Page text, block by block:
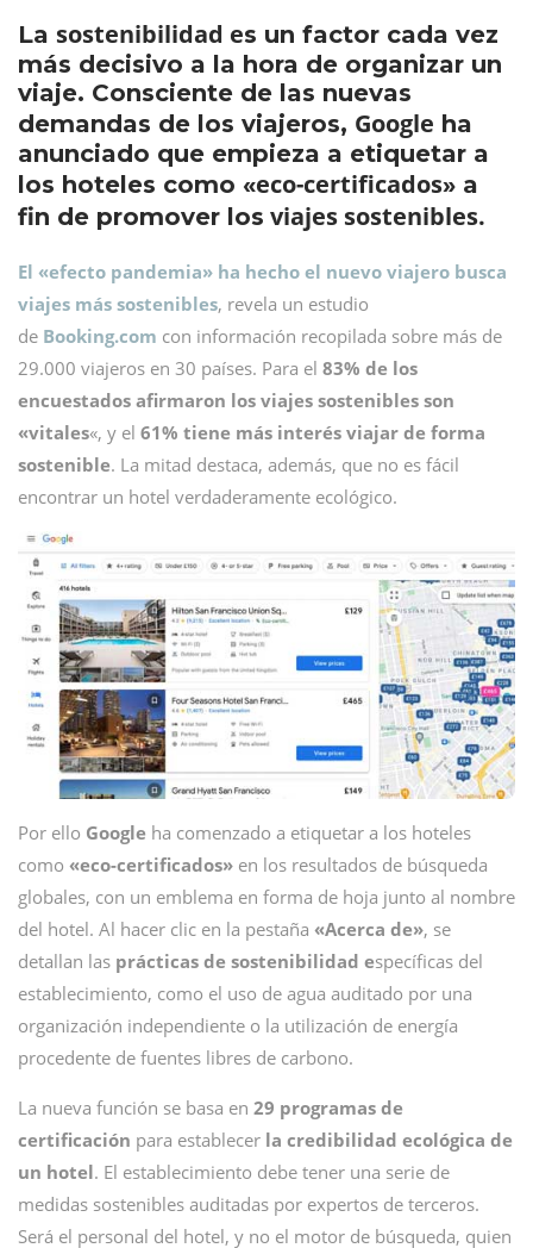
La sostenibilidad es un factor cada vez
más decisivo a la hora de organizar un
viaje. Consciente de las nuevas
demandas de los viajeros, Google ha
anunciado que empieza a etiquetar a
los hoteles como «eco-certificados» a
fin de promover los viajes sostenibles.
El «efecto pandemia» ha hecho el nuevo viajero busca
viajes más sostenibles, revela un estudio
de Booking.com con información recopilada sobre más de
29.000 viajeros en 30 países. Para el 83% de los
encuestados afirmaron los viajes sostenibles son
«vitales«, y el 61% tiene más interés viajar de forma
sostenible. La mitad destaca, además, que no es fácil
encontrar un hotel verdaderamente ecológico.
Por ello Google ha comenzado a etiquetar a los hoteles
como «eco-certificados» en los resultados de búsqueda
globales, con un emblema en forma de hoja junto al nombre
del hotel. Al hacer clic en la pestaña «Acerca de», se
detallan las prácticas de sostenibilidad específicas del
establecimiento, como el uso de agua auditado por una
organización independiente o la utilización de energía
procedente de fuentes libres de carbono.
La nueva función se basa en 29 programas de
certificación para establecer la credibilidad ecológica de
un hotel. El establecimiento debe tener una serie de
medidas sostenibles auditadas por expertos de terceros.
Será el personal del hotel, y no el motor de búsqueda, quien